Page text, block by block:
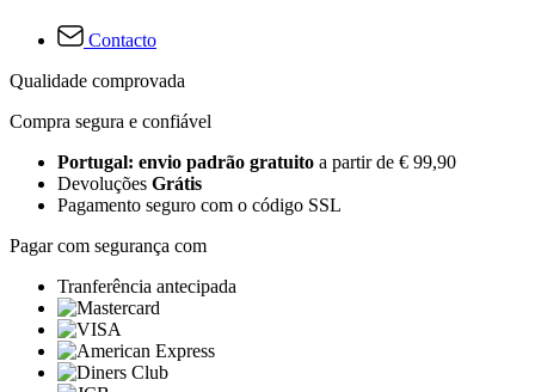
Contacto
Qualidade comprovada
Compra segura e confiável
Portugal: envio padrão gratuito a partir de € 99,90
Devoluções Grátis
Pagamento seguro com o código SSL
Pagar com segurança com
Tranferência antecipada